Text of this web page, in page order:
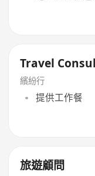
Travel
繽紛行
提供工作餐
旅遊顧問